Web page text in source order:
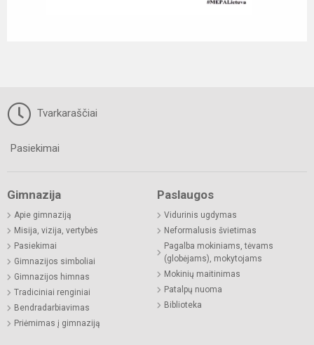
Tvarkaraščiai
Pasiekimai
Gimnazija
Apie gimnaziją
Misija, vizija, vertybės
Pasiekimai
Gimnazijos simboliai
Gimnazijos himnas
Tradiciniai renginiai
Bendradarbiavimas
Priėmimas į gimnaziją
Paslaugos
Vidurinis ugdymas
Neformalusis švietimas
Pagalba mokiniams, tėvams
(globėjams), mokytojams
Mokinių maitinimas
Patalpų nuoma
Biblioteka